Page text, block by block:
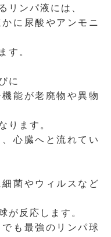
リンパ液には、
に尿酸やアンモニ
す。
に
能が老廃物や異物
ります。
心臓へと流れてい
菌やウィルスなど
が反応します。
も最強のリンパ球